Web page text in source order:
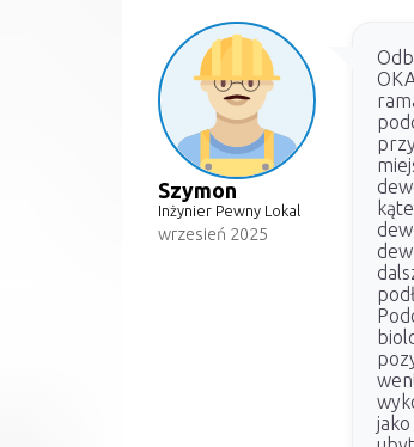
Szymon
Inżynier Pewny Lokal
wrzesień 2025